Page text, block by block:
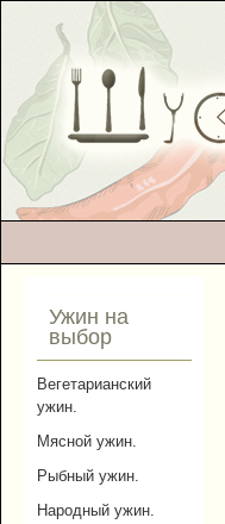
Ужин на
выбор
Вегетарианский
ужин.
Мясной ужин.
Рыбный ужин.
Народный ужин.